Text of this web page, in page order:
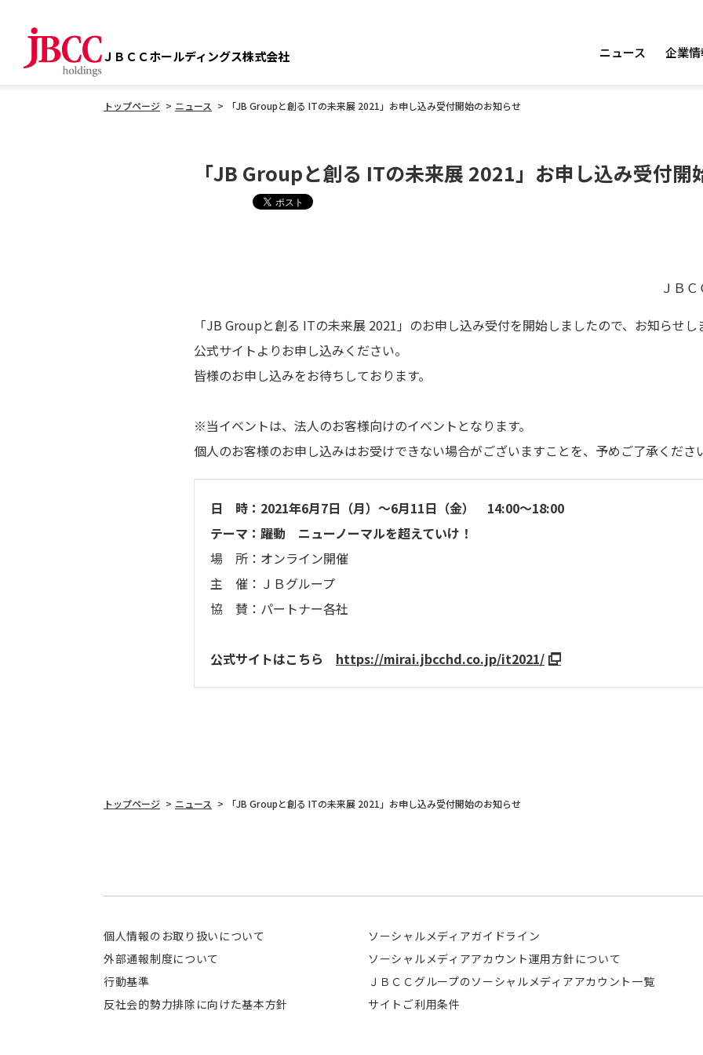
ＪＢＣＣホールディングス株式会社 ニュース 企業
トップページ ニュース 「JB Groupと創る ITの未来展 2021」お申し込み受付開始のお知らせ
「JB Groupと創る ITの未来展 2021」お申し込み受付開
ＪＢ
「JB Groupと創る ITの未来展 2021」のお申し込み受付を開始しましたので、お知らせし
公式サイトよりお申し込みください。
皆様のお申し込みをお待ちしております。
※当イベントは、法人のお客様向けのイベントとなります。
個人のお客様のお申し込みはお受けできない場合がございますことを、予めご了承くださ
日 時：2021年6月7日（月）～6月11日（金） 14:00～18:00
テーマ：躍動 ニューノーマルを超えていけ！
場 所：オンライン開催
主 催：ＪＢグループ
協 賛：パートナー各社
公式サイトはこちら https://mirai.jbcchd.co.jp/it2021/
トップページ ニュース 「JB Groupと創る ITの未来展 2021」お申し込み受付開始のお知らせ
個人情報のお取り扱いについて
外部通報制度について
行動基準
反社会的勢力排除に向けた基本方針
ソーシャルメディアガイドライン
ソーシャルメディアアカウント運用方針について
ＪＢＣＣグループのソーシャルメディアアカウント一覧
サイトご利用条件